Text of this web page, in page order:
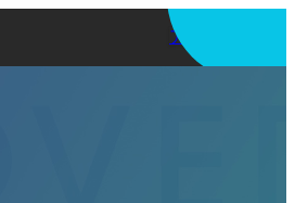
アプリを使う